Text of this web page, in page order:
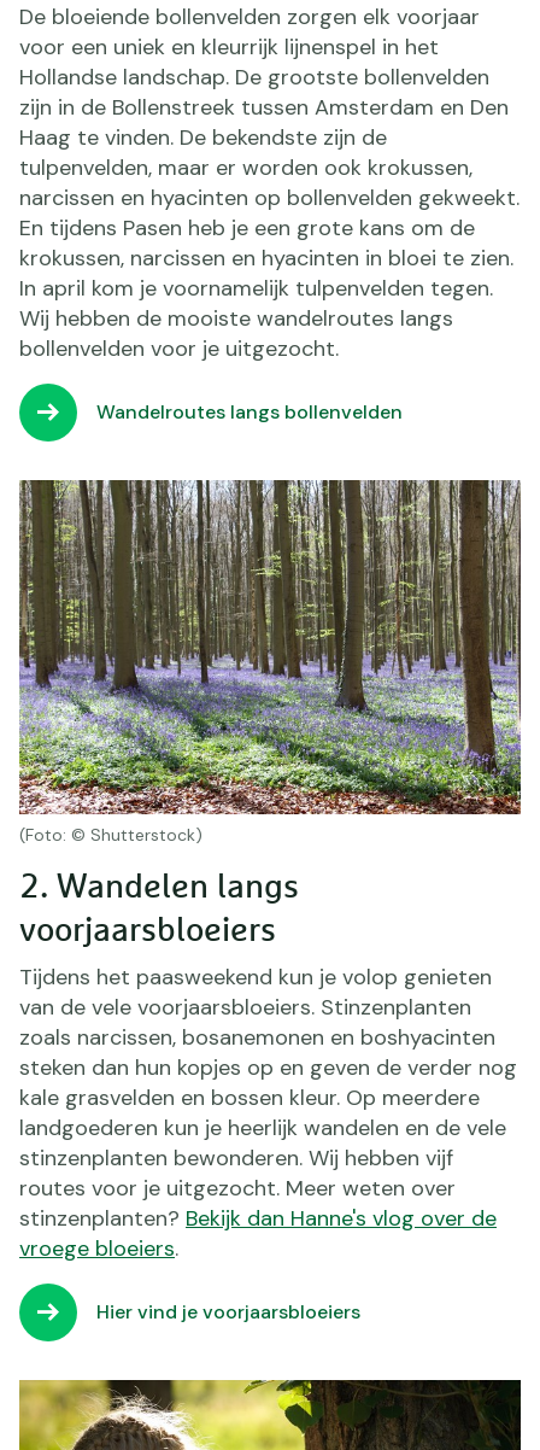
De bloeiende bollenvelden zorgen elk voorjaar
voor een uniek en kleurrijk lijnenspel in het
Hollandse landschap. De grootste bollenvelden
zijn in de Bollenstreek tussen Amsterdam en Den
Haag te vinden. De bekendste zijn de
tulpenvelden, maar er worden ook krokussen,
narcissen en hyacinten op bollenvelden gekweekt.
En tijdens Pasen heb je een grote kans om de
krokussen, narcissen en hyacinten in bloei te zien.
In april kom je voornamelijk tulpenvelden tegen.
Wij hebben de mooiste wandelroutes langs
bollenvelden voor je uitgezocht.
Wandelroutes langs bollenvelden
(Foto: © Shutterstock)
2. Wandelen langs
voorjaarsbloeiers
Tijdens het paasweekend kun je volop genieten
van de vele voorjaarsbloeiers. Stinzenplanten
zoals narcissen, bosanemonen en boshyacinten
steken dan hun kopjes op en geven de verder nog
kale grasvelden en bossen kleur. Op meerdere
landgoederen kun je heerlijk wandelen en de vele
stinzenplanten bewonderen. Wij hebben vijf
routes voor je uitgezocht. Meer weten over
stinzenplanten? Bekijk dan Hanne's vlog over de
vroege bloeiers.
Hier vind je voorjaarsbloeiers